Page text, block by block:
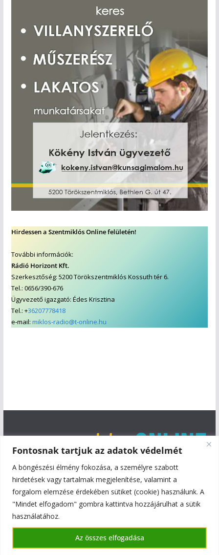
Fontosnak tartjuk az adatok védelmét
A böngészési élmény fokozása, a személyre szabott
hirdetések vagy tartalmak megjelenítése, valamint a
forgalom elemzése érdekében sütiket (cookie) használunk. A
"Mindet elfogadom" gombra kattintva hozzájárulhat a sütik
használatához.
Az összes elfogadása
Hirdessen a Szentmiklós Online felületén!
További információk:
Rádió Horizont Kft.
Szerkesztőség: 5200 Törökszentmiklós Kossuth tér 6.
Tel.: 0656/390-676
Ügyvezető igazgató: Édes Krisztina
Tel.: +36207778418
e-mail: miklos-radio@t-online.hu
Copyright © 2026Szentmiklós Online
Theme:ColorMagby ThemeGrill. Powered byWordPress.